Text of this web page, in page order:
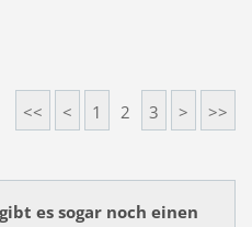
<< < 1 2 3 > >>
es sogar noch einen